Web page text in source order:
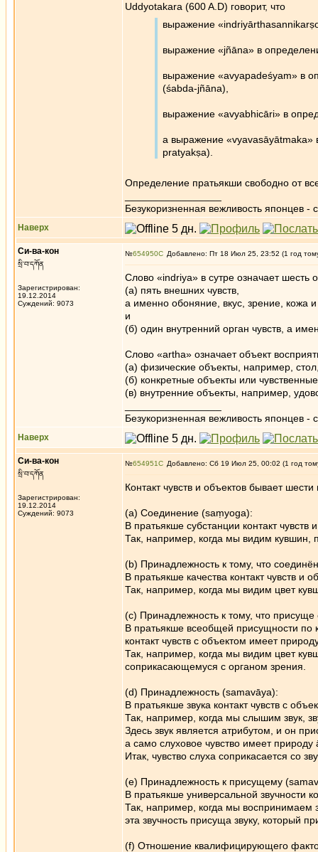
Uddyotakara (600 A.D) говорит, что
выражение
выражение «jñāna» в
выражение «avyapadeśyam» в
(śabda-jñāna),
выражение «avyabhicāri» в
а выражение «vyavasāyātmaka»
pratyakṣa).
Определение пратьякши свободно от
Безукоризненная вежливость японцев -
Наверх
Си-ва-кон
སྲི་བ་དཀོན
Зарегистрирован:
19.12.2014
Суждений: 9073
№654950 Добавлено: Пт 18 Июл 25, 23:52 (1 год
Слово «indriya» в сутре означает шесть
(а) пять внешних чувств,
а именно обоняние, вкус, зрение, кожа
и
(б) один внутренний орган чувств, а
Слово «artha» означает объект
(а) физические объекты, например,
(б) конкретные объекты или
(в) внутренние объекты, например,
Безукоризненная вежливость японцев -
Наверх
Си-ва-кон
སྲི་བ་དཀོན
Зарегистрирован:
19.12.2014
Суждений: 9073
№654951 Добавлено: Сб 19 Июл 25, 00:02 (1 год
Контакт чувств и объектов бывает шести
(a) Соединение (saṃyoga):
В пратьякше субстанции контакт
Так, например, когда мы видим кувшин,
(b) Принадлежность к тому, что
В пратьякше качества контакт чувств и
Так, например, когда мы видим цвет
(c) Принадлежность к тому, что
В пратьякше всеобщей присущности по
контакт чувств с объектом имеет
Так, например, когда мы видим цвет
соприкасающемуся с органом зрения.
(d) Принадлежность (samavāya):
В пратьякше звука контакт чувств с
Так, например, когда мы слышим звук,
Здесь звук является атрибутом, и он
а само слуховое чувство имеет природу
Итак, чувство слуха соприкасается со
(e) Принадлежность к присущему
В пратьякше универсальной звучности
Так, например, когда мы воспринимаем
эта звучность присуща звуку, который
(f) Отношение квалифицирующего